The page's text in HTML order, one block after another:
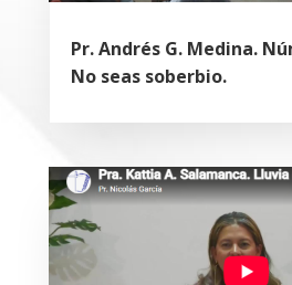
Pr. Andrés G. Medina.
No seas soberbio.